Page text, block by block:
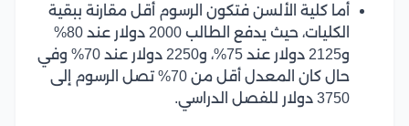
أما كلية الألسن فتكون الرسوم أقل مقارنة ببقية
الكليات، حيث يدفع الطالب 2000 دولار عند 80%
و2125 دولار عند 75%، و2250 دولار عند 70% وفي
حال كان المعدل أقل من 70% تصل الرسوم إلى
3750 دولار للفصل الدراسي.